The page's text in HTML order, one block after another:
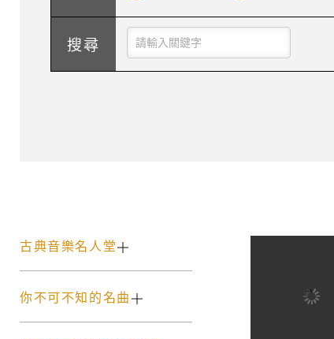
搜尋
古典音樂名人堂
你不可不知的名曲